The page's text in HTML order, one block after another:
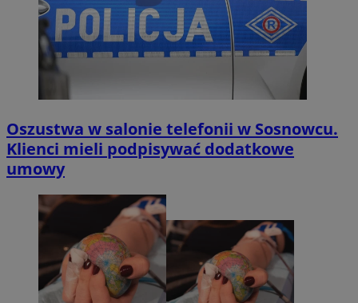
Oszustwa w salonie telefonii w Sosnowcu.
Klienci mieli podpisywać dodatkowe
umowy